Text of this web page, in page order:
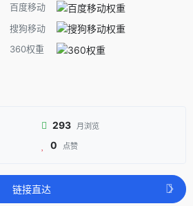
百度移动
搜狗移动
360权重
293 月浏览
0 点赞
链接直达